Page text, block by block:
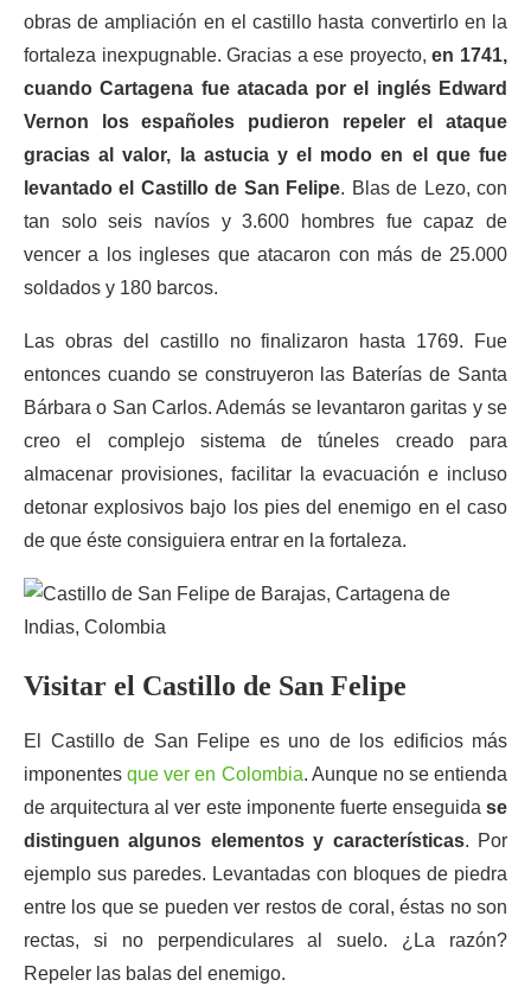
obras de ampliación en el castillo hasta convertirlo en la
fortaleza inexpugnable. Gracias a ese proyecto,en 1741,
cuando Cartagena fue atacada por el inglés Edward
Vernon los españoles pudieron repeler el ataque
gracias al valor, la astucia y el modo en el que fue
levantado el Castillo de San Felipe. Blas de Lezo, con
tan solo seis navíos y 3.600 hombres fue capaz de
vencer a los ingleses que atacaron con más de 25.000
soldados y 180 barcos.
Las obras del castillo no finalizaron hasta 1769. Fue
entonces cuando se construyeron las Baterías de Santa
Bárbara o San Carlos. Además se levantaron garitas y se
creo el complejo sistema de túneles creado para
almacenar provisiones, facilitar la evacuación e incluso
detonar explosivos bajo los pies del enemigo en el caso
de que éste consiguiera entrar en la fortaleza.
Visitar el Castillo de San Felipe
El Castillo de San Felipe es uno de los edificios más
imponentesque ver en Colombia. Aunque no se entienda
de arquitectura al ver este imponente fuerte enseguida se
distinguen algunos elementos y características. Por
ejemplo sus paredes. Levantadas con bloques de piedra
entre los que se pueden ver restos de coral, éstas no son
rectas, si no perpendiculares al suelo. ¿La razón?
Repeler las balas del enemigo.